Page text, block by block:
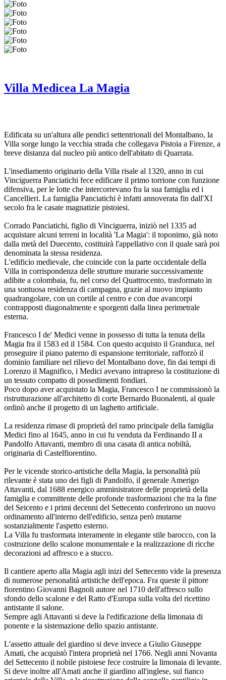
Villa Medicea La Magia
Edificata su un'altura alle pendici settentrionali del Montalbano, la
Villa sorge lungo la vecchia strada che collegava Pistoia a Firenze, a
breve distanza dal nucleo più antico dell'abitato di Quarrata.
L'insediamento originario della Villa risale al 1320, anno in cui
Vinciguerra Panciatichi fece edificare il primo torrione con funzione
difensiva, per le lotte che intercorrevano fra la sua famiglia ed i
Cancellieri. La famiglia Panciatichi è infatti annoverata fin dall'XI
secolo fra le casate magnatizie pistoiesi.
Corrado Panciatichi, figlio di Vinciguerra, iniziò nel 1335 ad
acquistare alcuni terreni in località 'La Magia': il toponimo, già noto
dalla metà del Duecento, costituirà l'appellativo con il quale sarà poi
denominata la stessa residenza.
L'edificio medievale, che coincide con la parte occidentale della
Villa in corrispondenza delle strutture murarie successivamente
adibite a colombaia, fu, nel corso del Quattrocento, trasformato in
una sontuosa residenza di campagna, grazie al nuovo impianto
quadrangolare, con un cortile al centro e con due avancorpi
contrapposti diagonalmente e sporgenti dalla linea perimetrale
esterna.
Francesco I de' Medici venne in possesso di tutta la tenuta della
Magia fra il 1583 ed il 1584. Con questo acquisto il Granduca, nel
proseguire il piano paterno di espansione territoriale, rafforzò il
dominio familiare nel rilievo del Montalbano dove, fin dai tempi di
Lorenzo il Magnifico, i Medici avevano intrapreso la costituzione di
un tessuto compatto di possedimenti fondiari.
Poco dopo aver acquistato la Magia, Francesco I ne commissionò la
ristrutturazione all'architetto di corte Bernardo Buonalenti, al quale
ordinò anche il progetto di un laghetto artificiale.
La residenza rimase di proprietà del ramo principale della famiglia
Medici fino al 1645, anno in cui fu venduta da Ferdinando II a
Pandolfo Attavanti, membro di una casata di antica nobiltà,
originaria di Castelfiorentino.
Per le vicende storico-artistiche della Magia, la personalità più
rilevante è stata uno dei figli di Pandolfo, il generale Amerigo
Attavanti, dal 1688 energico amministratore delle proprietà della
famiglia e committente delle profonde trasformazioni che tra la fine
del Seicento e i primi decenni del Settecento conferirono un nuovo
ordinamento all'interno dell'edificio, senza però mutarne
sostanzialmente l'aspetto esterno.
La Villa fu trasformata interamente in elegante stile barocco, con la
costruzione dello scalone monumentale e la realizzazione di ricche
decorazioni ad affresco e a stucco.
Il cantiere aperto alla Magia agli inizi del Settecento vide la presenza
di numerose personalità artistiche dell'epoca. Fra queste il pittore
fiorentino Giovanni Bagnoli autore nel 1710 dell'affresco sullo
sfondo dello scalone e del Ratto d'Europa sulla volta del ricettino
antistante il salone.
Sempre agli Attavanti si deve la l'edificazione della limonaia di
ponente e la sistemazione dello spazio antistante.
L'assetto attuale del giardino si deve invece a Giulio Giuseppe
Amati, che acquistò l'intera proprietà nel 1766. Negli anni Novanta
del Settecento il nobile pistoiese fece costruire la limonaia di levante.
Si deve inoltre all'Amati anche il giardino all'inglese, sul fianco